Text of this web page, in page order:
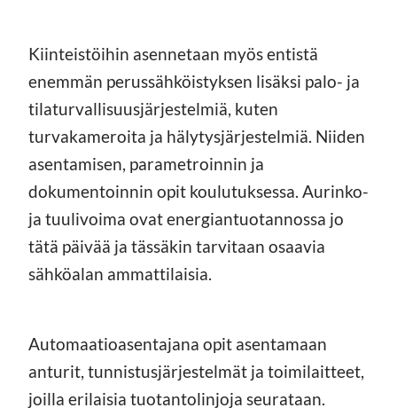
Kiinteistöihin asennetaan myös entistä
enemmän perussähköistyksen lisäksi palo- ja
tilaturvallisuusjärjestelmiä, kuten
turvakameroita ja hälytysjärjestelmiä. Niiden
asentamisen, parametroinnin ja
dokumentoinnin opit koulutuksessa. Aurinko-
ja tuulivoima ovat energiantuotannossa jo
tätä päivää ja tässäkin tarvitaan osaavia
sähköalan ammattilaisia.
Automaatioasentajana opit asentamaan
anturit, tunnistusjärjestelmät ja toimilaitteet,
joilla erilaisia tuotantolinjoja seurataan.